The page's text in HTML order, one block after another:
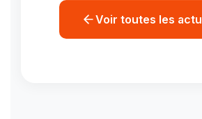
Voir toutes les